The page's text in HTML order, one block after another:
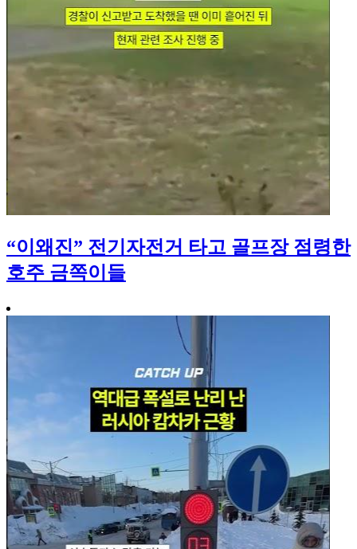
“이왜진” 전기자전거 타고 골프장 점령한
호주 금쪽이들